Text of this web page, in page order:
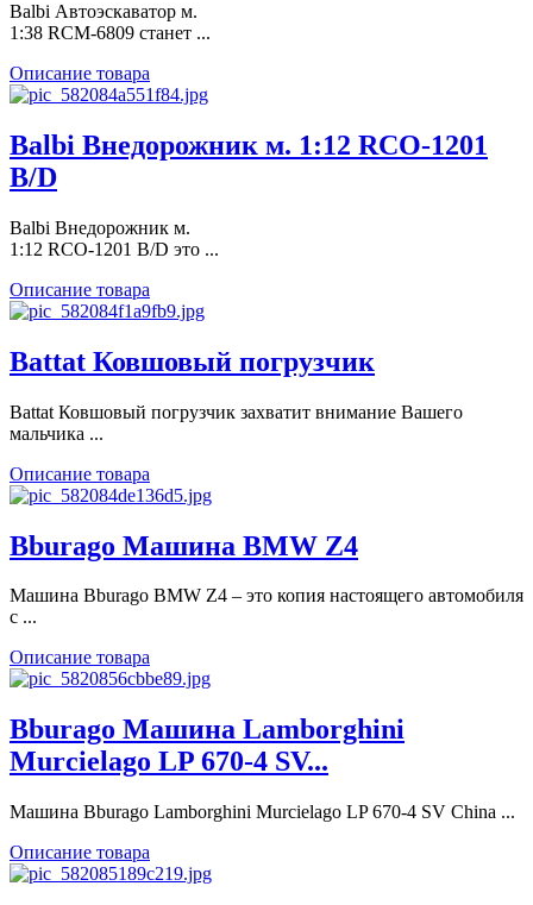
Balbi Автоэскаватор м.
1:38 RCM-6809 станет ...
Описание товара
Balbi Внедорожник м. 1:12 RCO-1201
B/D
Balbi Внедорожник м.
1:12 RCO-1201 B/D это ...
Описание товара
Battat Ковшовый погрузчик
Battat Ковшовый погрузчик захватит внимание Вашего
мальчика ...
Описание товара
Bburago Машина BMW Z4
Машина Bburago BMW Z4 – это копия настоящего автомобиля
с ...
Описание товара
Bburago Машина Lamborghini
Murcielago LP 670-4 SV...
Машина Bburago Lamborghini Murcielago LP 670-4 SV China ...
Описание товара